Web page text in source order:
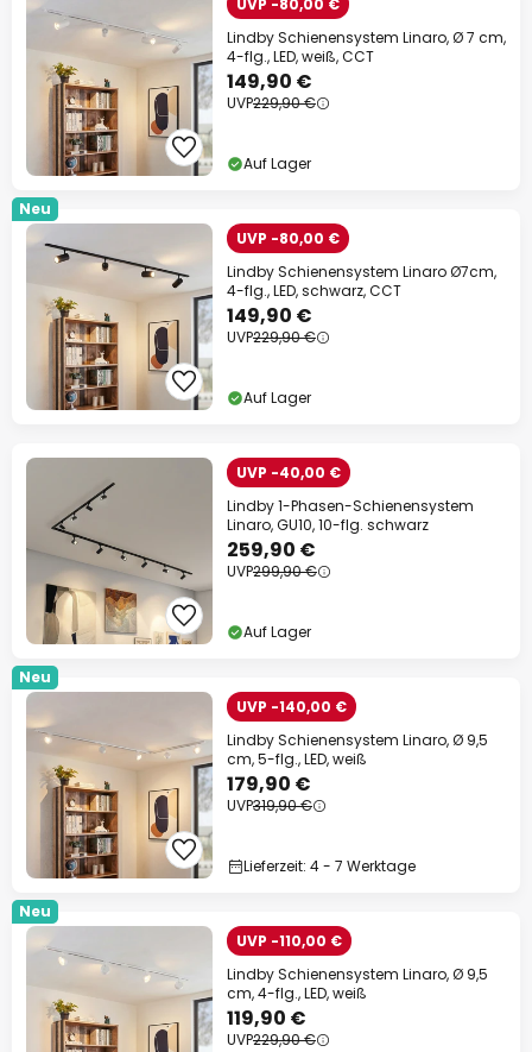
UVP -80,00 €
Lindby Schienensystem Linaro, Ø 7 cm,
4-flg., LED, weiß, CCT
149,90 €
UVP229,90 €
Auf Lager
Neu
UVP -80,00 €
Lindby Schienensystem Linaro Ø7cm,
4-flg., LED, schwarz, CCT
149,90 €
UVP229,90 €
Auf Lager
UVP -40,00 €
Lindby 1-Phasen-Schienensystem
Linaro, GU10, 10-flg. schwarz
259,90 €
UVP299,90 €
Auf Lager
Neu
UVP -140,00 €
Lindby Schienensystem Linaro, Ø 9,5
cm, 5-flg., LED, weiß
179,90 €
UVP319,90 €
Lieferzeit: 4 - 7 Werktage
Neu
UVP -110,00 €
Lindby Schienensystem Linaro, Ø 9,5
cm, 4-flg., LED, weiß
119,90 €
UVP229,90 €